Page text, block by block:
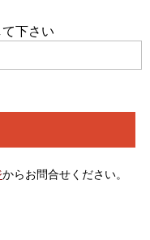
下さい
からお問合せください。